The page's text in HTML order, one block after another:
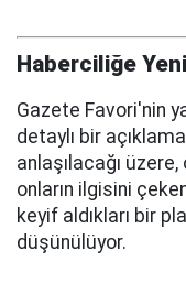
Haberciliğe
Gazete Favori'nin
detaylı bir
anlaşılacağı
onların ilgisini
keyif aldıkları bir
düşünülüyor.